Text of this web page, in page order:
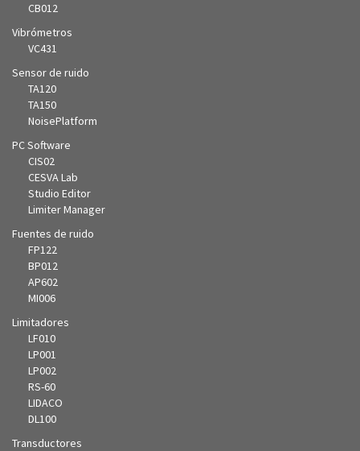
CB012
Vibrómetros
VC431
Sensor de ruido
TA120
TA150
NoisePlatform
PC Software
CIS02
CESVA Lab
Studio Editor
Limiter Manager
Fuentes de ruido
FP122
BP012
AP602
MI006
Limitadores
LF010
LP001
LP002
RS-60
LIDACO
DL100
Transductores